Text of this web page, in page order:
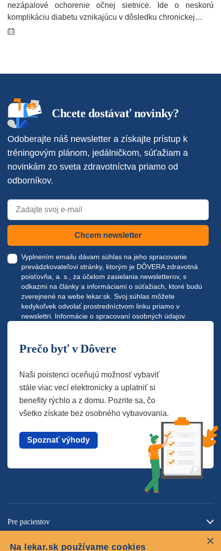
nezápalové ochorenie očnej sietnice. Ide o neskorú
komplikáciu diabetu vznikajúcu v dôsledku chronickej…
Chcete dostávať novinky?
Odoberajte náš newsletter a získajte prístup k
tréningovým plánom, jedálničkom, súťažiam a
novinkám zo sveta zdravotníctva priamo od
odborníkov.
Chcem newsletter
Vyplnením emailu dávam súhlas na jeho spracovanie
prevádzkovateľovi stránky, ktorým je DÔVERA zdravotná
poisťovňa, a. s., za účelom zasielania newsletterov, s
odkazmi na články a informáciami o súťažiach, ktoré budú
zverejnené na webe lekar.sk . Svoj súhlas môžete
kedykoľvek odvolať prostredníctvom linku priamo v
newslettri. Informácie o spracovaní osobných údajov.
Prečo byť v Dôvere
Naši poistenci oceňujú možnosť vybaviť
stále viac vecí elektronicky a uplatniť si
benefity rýchlo a z domu. Pozrite sa, čo
všetko získate bez osobného vybavovania.
Spoznať výhody
Pre pacientov
×
Na lekar.sk používame cookies